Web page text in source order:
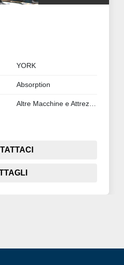
YORK
Absorption